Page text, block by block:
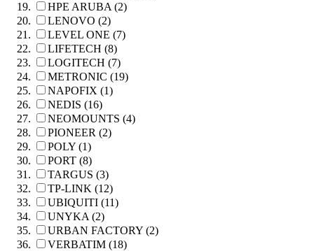
HPE ARUBA (2)
LENOVO (2)
LEVEL ONE (7)
LIFETECH (8)
LOGITECH (7)
METRONIC (19)
NAPOFIX (1)
NEDIS (16)
NEOMOUNTS (4)
PIONEER (2)
POLY (1)
PORT (8)
TARGUS (3)
TP-LINK (12)
UBIQUITI (11)
UNYKA (2)
URBAN FACTORY (2)
VERBATIM (18)